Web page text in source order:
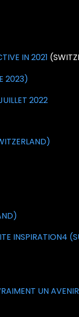
IN 2021
2023)
2022
INSPIRATION4
UN